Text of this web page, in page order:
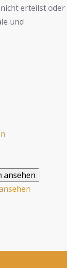
erteilst oder
und
ansehen